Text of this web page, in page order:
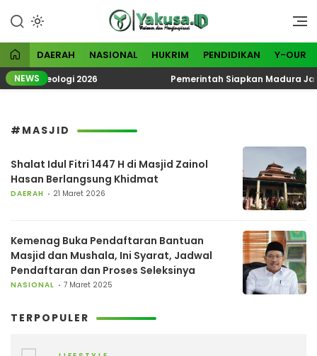
konten
Yakusa
Visioner dan Menginspirasi
DAERAH NASIONAL HUKRIM PENDIDIKAN Y-OUR
NEWS
Ekoteologi 2026 Pemerintah Siapkan Madura
#MASJID
Shalat Idul Fitri 1447 H di Masjid Zainol
Hasan Berlangsung Khidmat
DAERAH 21 Maret 2026
Kemenag Buka Pendaftaran Bantuan
Masjid dan Mushala, Ini Syarat, Jadwal
Pendaftaran dan Proses Seleksinya
NASIONAL 7 Maret 2025
TERPOPULER